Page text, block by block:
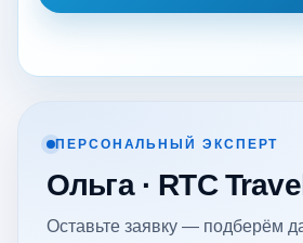
ПЕРСОНАЛЬНЫЙ ЭКСПЕРТ
Ольга · RTC
Оставьте заявку — подберём